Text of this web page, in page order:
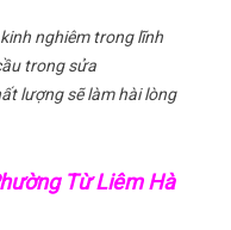
nghiêm trong lĩnh
trong sửa
lượng sẽ làm hài lòng
Từ Liêm Hà